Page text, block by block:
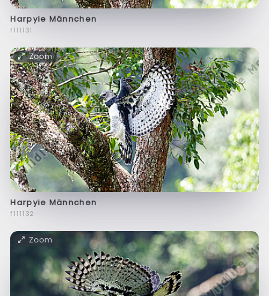
Harpyie Männchen
f111131
Zoom
Harpyie Männchen
f111132
Zoom